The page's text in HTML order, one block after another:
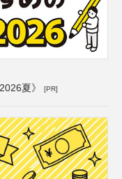
夏》 [PR]